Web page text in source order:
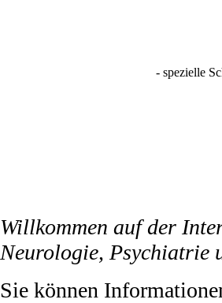
- spezielle
Willkommen auf der
Neurologie, Psychiatrie
Sie können